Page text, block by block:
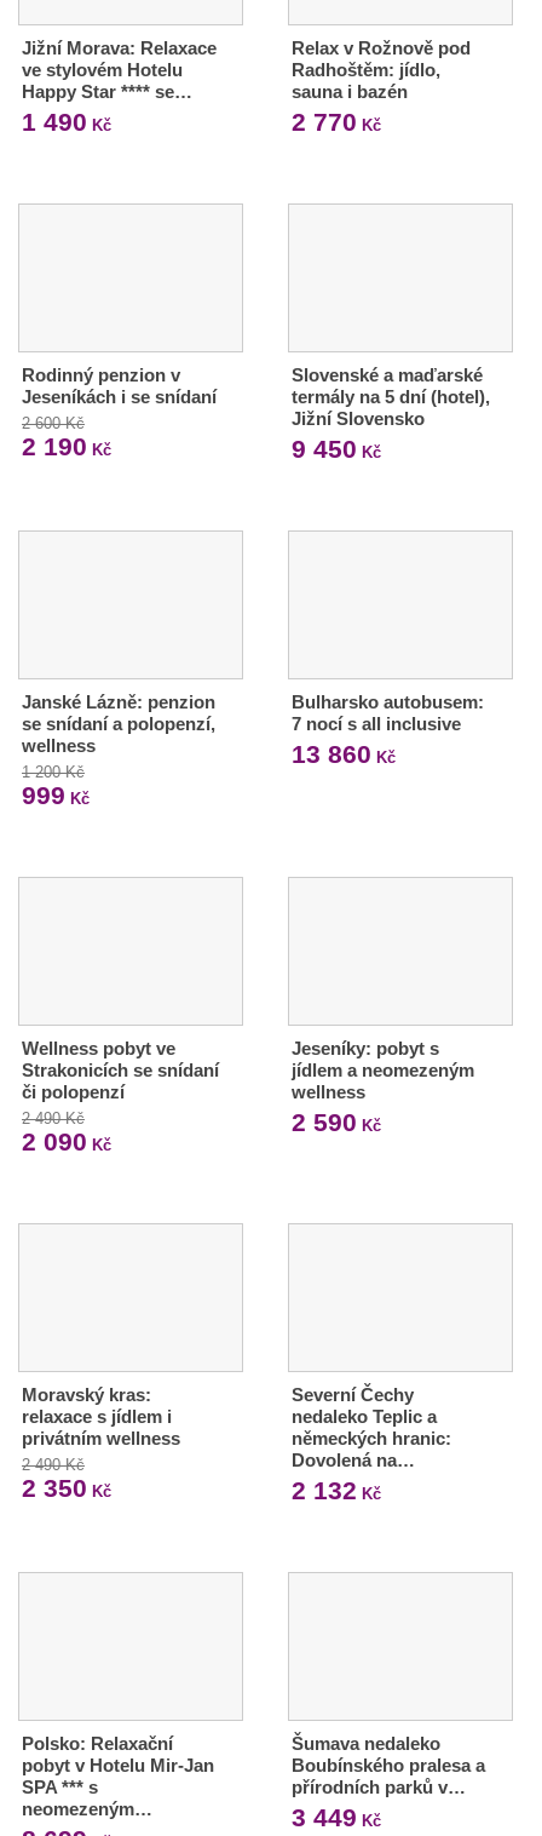
Jižní Morava: Relaxace
ve stylovém Hotelu
Happy Star **** se…
1 490 Kč
Relax v Rožnově pod
Radhoštěm: jídlo,
sauna i bazén
2 770 Kč
Rodinný penzion v
Jeseníkách i se snídaní
2 600 Kč
2 190 Kč
Slovenské a maďarské
termály na 5 dní (hotel),
Jižní Slovensko
9 450 Kč
Janské Lázně: penzion
se snídaní a polopenzí,
wellness
1 200 Kč
999 Kč
Bulharsko autobusem:
7 nocí s all inclusive
13 860 Kč
Wellness pobyt ve
Strakonicích se snídaní
či polopenzí
2 490 Kč
2 090 Kč
Jeseníky: pobyt s
jídlem a neomezeným
wellness
2 590 Kč
Moravský kras:
relaxace s jídlem i
privátním wellness
2 490 Kč
2 350 Kč
Severní Čechy
nedaleko Teplic a
německých hranic:
Dovolená na…
2 132 Kč
Polsko: Relaxační
pobyt v Hotelu Mir-Jan
SPA *** s
neomezeným…
Šumava nedaleko
Boubínského pralesa a
přírodních parků v…
3 449 Kč